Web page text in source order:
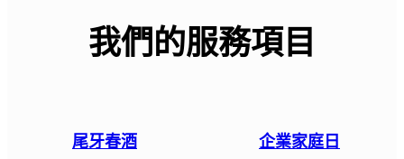
我們的服務項目
尾牙春酒 企業家庭日